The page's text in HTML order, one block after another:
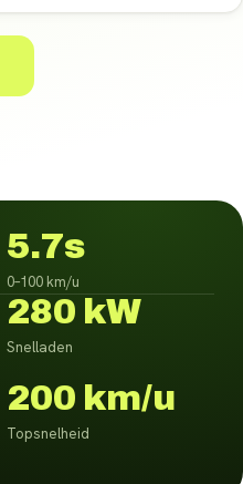
5.7s
0–100 km/u
280 kW
Snelladen
200 km/u
Topsnelheid